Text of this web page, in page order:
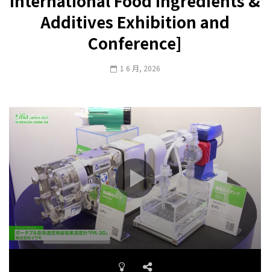
Additives Exhibition and
Conference]
1 6 月, 2026